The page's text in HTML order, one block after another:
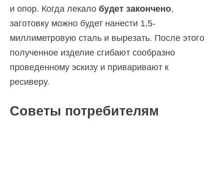
и опор. Когда лекало будет закончено,
заготовку можно будет нанести 1,5-
миллиметровую сталь и вырезать. После этого
полученное изделие сгибают сообразно
проведенному эскизу и приваривают к
ресиверу.
Советы потребителям